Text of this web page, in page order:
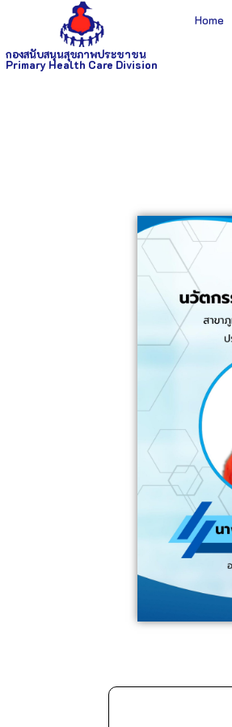
กองสนับสนุนสุขภาพประชาชน
Primary Health Care Division
Home